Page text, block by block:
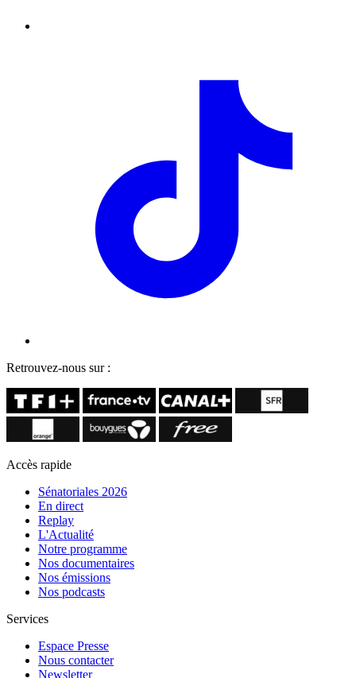
Retrouvez-nous sur :
Accès rapide
Sénatoriales 2026
En direct
Replay
L'Actualité
Notre programme
Nos documentaires
Nos émissions
Nos podcasts
Services
Espace Presse
Nous contacter
Newsletter